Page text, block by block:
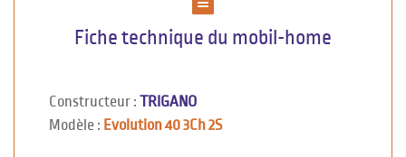
Fiche technique du mobil-home
Constructeur : TRIGANO
Modèle : Evolution 40 3Ch 2S